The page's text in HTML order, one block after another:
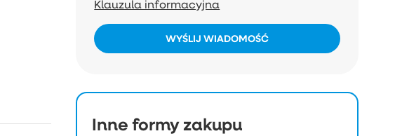
Klauzula informacyjna
WYŚLIJ WIADOMOŚĆ
Inne formy zakupu